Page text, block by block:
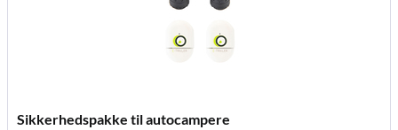
Sikkerhedspakke til autocampere